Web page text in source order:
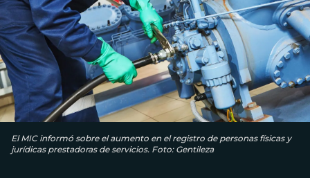
El MIC informó sobre el aumento en el registro de personas físicas y
jurídicas prestadoras de servicios. Foto: Gentileza